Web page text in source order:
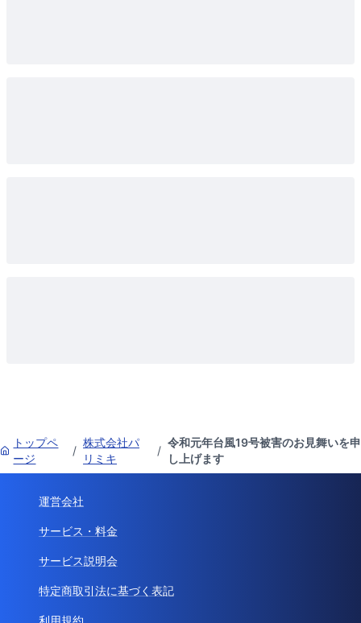
トップペ
ージ
/
株式会社パ
リミキ
/
令和元年台⾵19号被害のお⾒舞いを申
し上げます
運営会社
サービス・料金
サービス説明会
特定商取引法に基づく表記